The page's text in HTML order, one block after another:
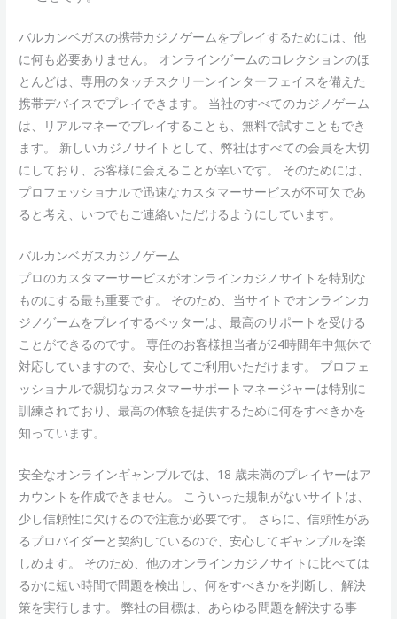
バルカンベガスの携帯カジノゲームをプレイするためには、他
に何も必要ありません。 オンラインゲームのコレクションのほ
とんどは、専用のタッチスクリーンインターフェイスを備えた
携帯デバイスでプレイできます。 当社のすべてのカジノゲーム
は、リアルマネーでプレイすることも、無料で試すこともでき
ます。 新しいカジノサイトとして、弊社はすべての会員を大切
にしており、お客様に会えることが幸いです。 そのためには、
プロフェッショナルで迅速なカスタマーサービスが不可欠であ
ると考え、いつでもご連絡いただけるようにしています。
バルカンベガスカジノゲーム
プロのカスタマーサービスがオンラインカジノサイトを特別な
ものにする最も重要です。 そのため、当サイトでオンラインカ
ジノゲームをプレイするベッターは、最高のサポートを受ける
ことができるのです。 専任のお客様担当者が24時間年中無休で
対応していますので、安心してご利用いただけます。 プロフェ
ッショナルで親切なカスタマーサポートマネージャーは特別に
訓練されており、最高の体験を提供するために何をすべきかを
知っています。
安全なオンラインギャンブルでは、18 歳未満のプレイヤーはア
カウントを作成できません。 こういった規制がないサイトは、
少し信頼性に欠けるので注意が必要です。 さらに、信頼性があ
るプロバイダーと契約しているので、安心してギャンブルを楽
しめます。 そのため、他のオンラインカジノサイトに比べては
るかに短い時間で問題を検出し、何をすべきかを判断し、解決
策を実行します。 弊社の目標は、あらゆる問題を解決する事